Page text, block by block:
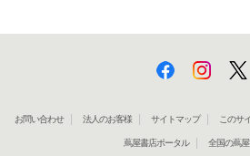
お問い合わせ 法人のお客様 サイトマップ このサ
蔦屋書店ポータル 全国の蔦